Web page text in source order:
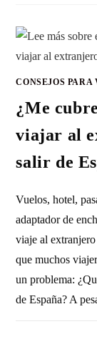
CONSEJOS
¿Me
viajar al
salir de
Vuelos, hotel,
adaptador de
viaje al
que muchos
un problema:
de España? A